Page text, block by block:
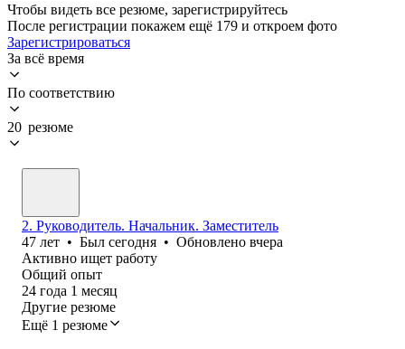
Чтобы видеть все резюме, зарегистрируйтесь
После регистрации покажем ещё 179 и откроем фото
Зарегистрироваться
За всё время
По соответствию
20 резюме
2. Руководитель. Начальник. Заместитель
47 лет • Был сегодня • Обновлено вчера
Активно ищет работу
Общий опыт
24 года 1 месяц
Другие резюме
Ещё 1 резюме